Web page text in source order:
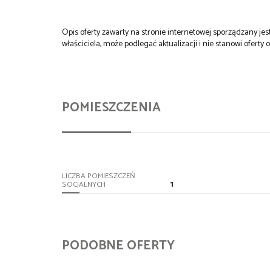
Opis oferty zawarty na stronie internetowej sporządzany
właściciela, może podlegać aktualizacji i nie stanowi oferty
POMIESZCZENIA
LICZBA POMIESZCZEŃ
SOCJALNYCH 1
PODOBNE OFERTY